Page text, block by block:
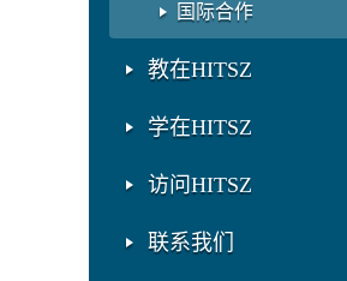
国际合作
教在HITSZ
学在HITSZ
访问HITSZ
联系我们